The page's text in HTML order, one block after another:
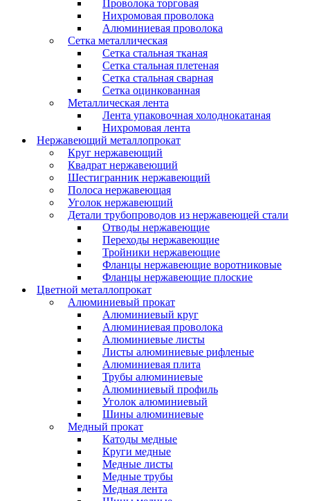
Проволока торговая
Нихромовая проволока
Алюминиевая проволока
Сетка металлическая
Сетка стальная тканая
Сетка стальная плетеная
Сетка стальная сварная
Сетка оцинкованная
Металлическая лента
Лента упаковочная холоднокатаная
Нихромовая лента
Нержавеющий металлопрокат
Круг нержавеющий
Квадрат нержавеющий
Шестигранник нержавеющий
Полоса нержавеющая
Уголок нержавеющий
Детали трубопроводов из нержавеющей стали
Отводы нержавеющие
Переходы нержавеющие
Тройники нержавеющие
Фланцы нержавеющие воротниковые
Фланцы нержавеющие плоские
Цветной металлопрокат
Алюминиевый прокат
Алюминиевый круг
Алюминиевая проволока
Алюминиевые листы
Листы алюминиевые рифленые
Алюминиевая плита
Трубы алюминиевые
Алюминиевый профиль
Уголок алюминиевый
Шины алюминиевые
Медный прокат
Катоды медные
Круги медные
Медные листы
Медные трубы
Медная лента